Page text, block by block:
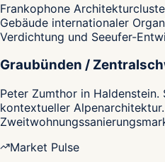
Frankophone
Gebäude internationaler
Verdichtung und Seeufer-
Graubünden /
Peter Zumthor in Haldenstein.
kontextueller
Market Pulse